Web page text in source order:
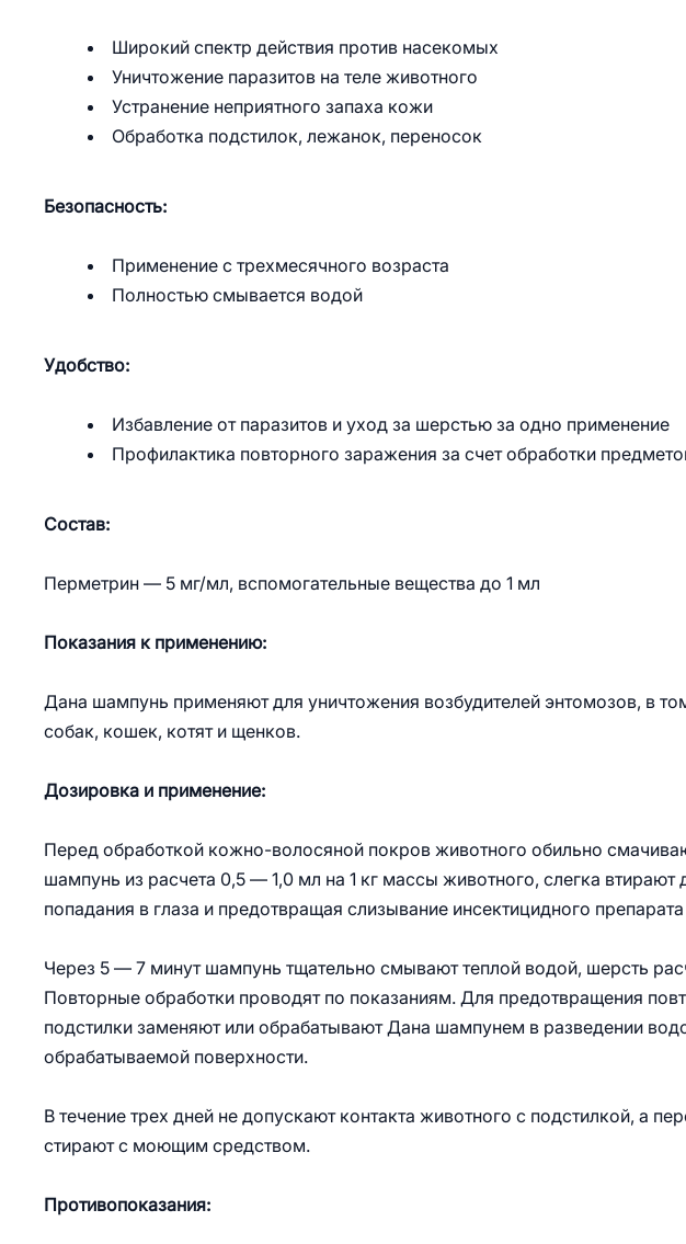
Широкий спектр действия против насекомых
Уничтожение паразитов на теле животного
Устранение неприятного запаха кожи
Обработка подстилок, лежанок, переносок
Безопасность:
Применение с трехмесячного возраста
Полностью смывается водой
Удобство:
Избавление от паразитов и уход за шерстью за одно применение
Профилактика повторного заражения за счет обработки
Состав:
Перметрин — 5 мг/мл, вспомогательные вещества до 1 мл
Показания к применению:
Дана шампунь применяют для уничтожения возбудителей энтомозов, в
собак, кошек, котят и щенков.
Дозировка и применение:
Перед обработкой кожно-волосяной покров животного обильно
шампунь из расчета 0,5 — 1,0 мл на 1 кг массы животного, слегка втирают
попадания в глаза и предотвращая слизывание инсектицидного
Через 5 — 7 минут шампунь тщательно смывают теплой водой, шерсть
Повторные обработки проводят по показаниям. Для предотвращения
подстилки заменяют или обрабатывают Дана шампунем в разведении
обрабатываемой поверхности.
В течение трех дней не допускают контакта животного с подстилкой, а
стирают с моющим средством.
Противопоказания: